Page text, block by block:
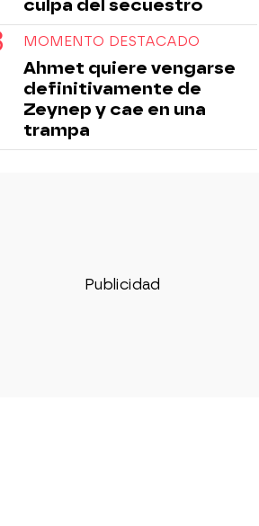
culpa del secuestro
MOMENTO DESTACADO
Ahmet quiere vengarse
definitivamente de
Zeynep y cae en una
trampa